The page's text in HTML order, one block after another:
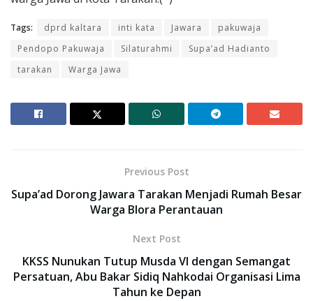
Tags: dprd kaltara inti kata Jawara
pakuwaja
Pendopo Pakuwaja
Silaturahmi
Supa’ad Hadianto
tarakan
Warga Jawa
Previous Post
Supa’ad Dorong Jawara Tarakan Menjadi Rumah Besar
Warga Blora Perantauan
Next Post
KKSS Nunukan Tutup Musda VI dengan Semangat
Persatuan, Abu Bakar Sidiq Nahkodai Organisasi Lima
Tahun ke Depan